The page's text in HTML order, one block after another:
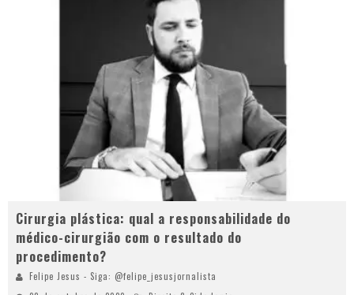
Cirurgia plástica: qual a responsabilidade do
médico-cirurgião com o resultado do
procedimento?
Felipe Jesus - Siga: @felipe_jesusjornalista